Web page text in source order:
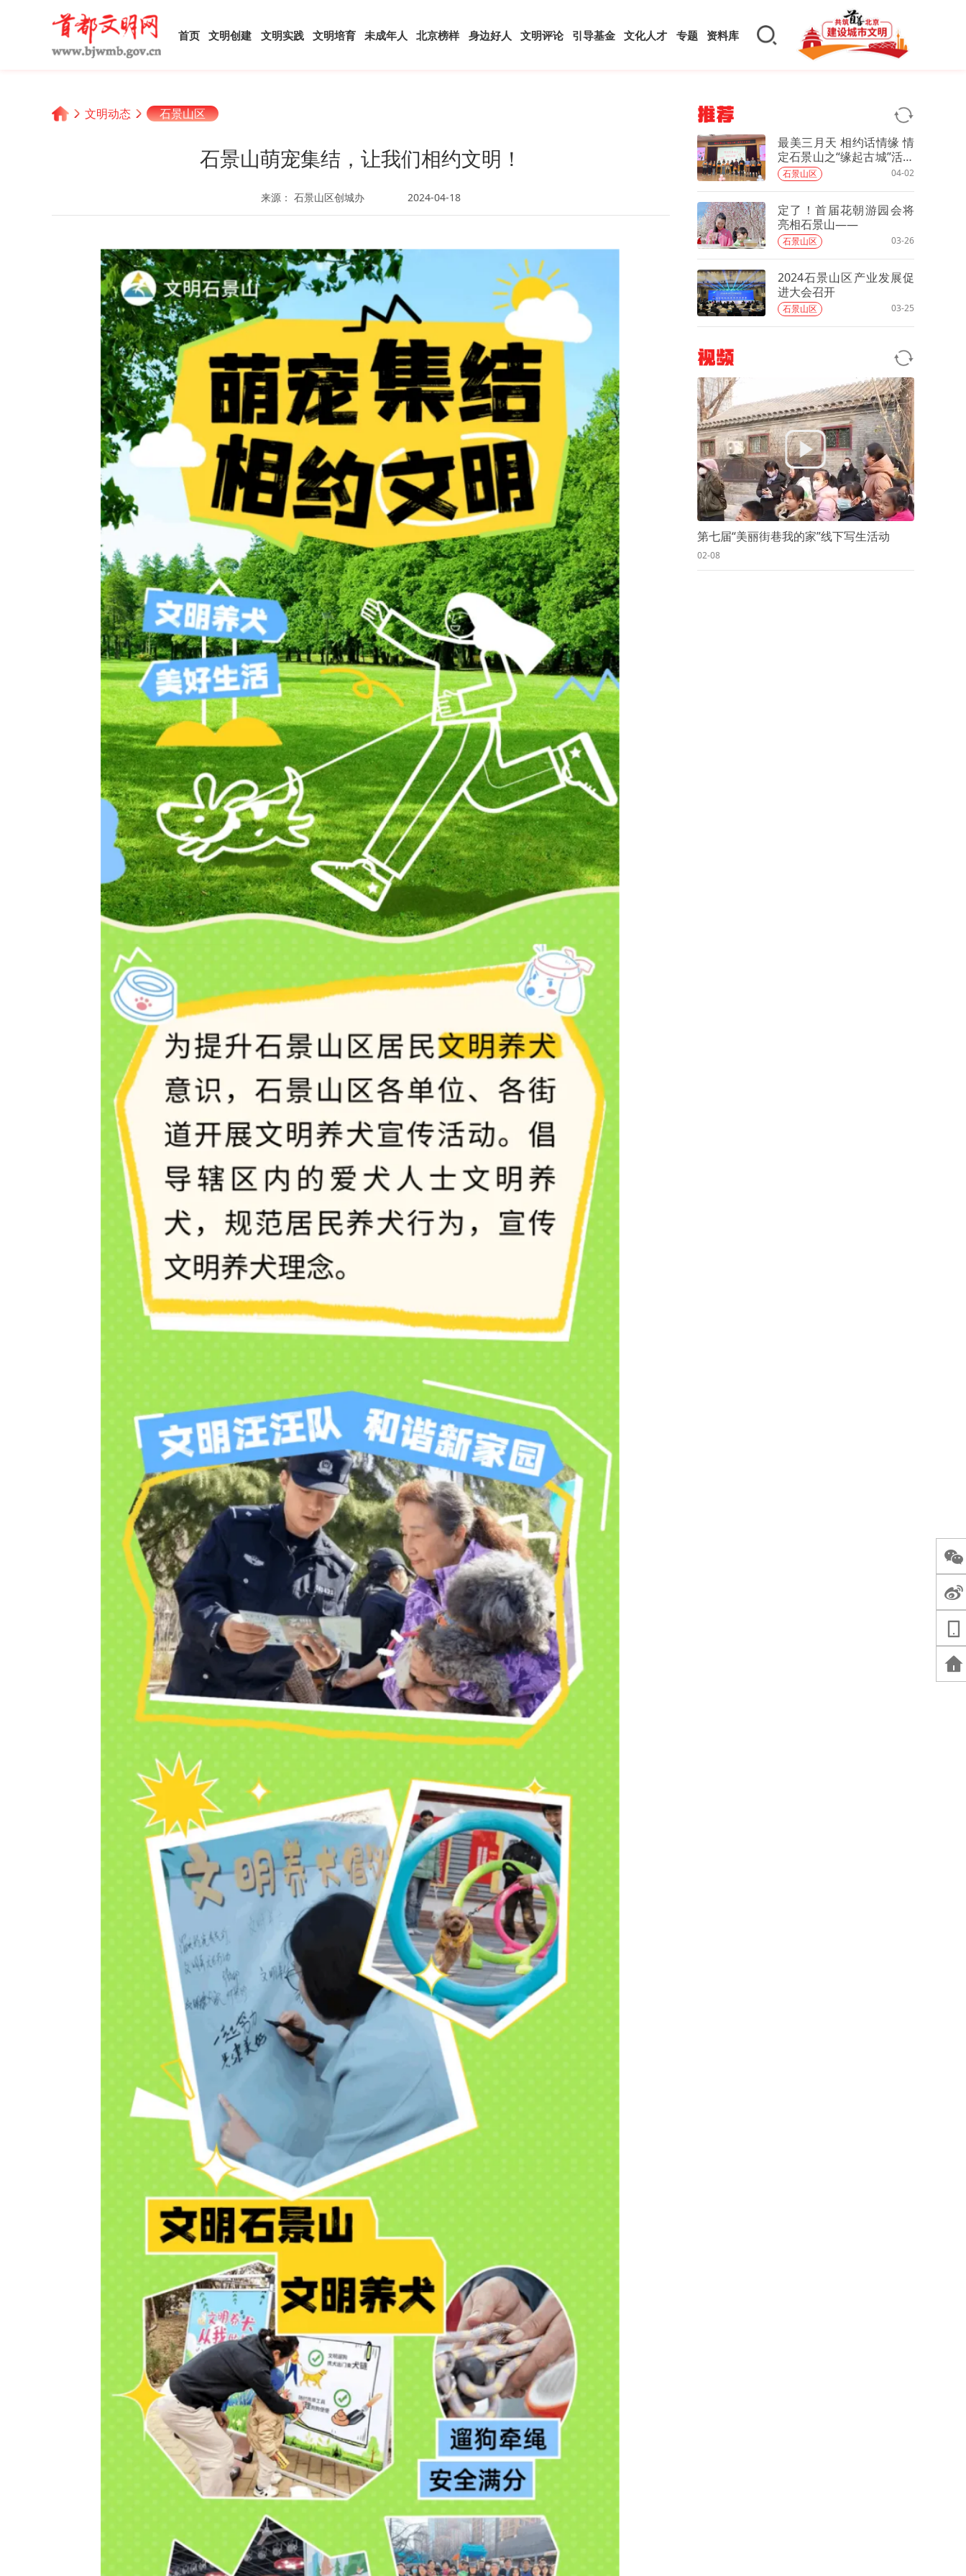
首页 文明创建 文明实践 文明培育 未成年人 北京榜样 身边好人 文明评论 引导基金 文化人才 专题 资料库
文明动态 石景山区
石景山萌宠集结，让我们相约文明！
来源： 石景山区创城办 2024-04-18
推荐
最美三月天 相约话情缘 情
定石景山之“缘起古城”活动
圆满举办
石景山区 04-02
定了！首届花朝游园会将
亮相石景山——
石景山区 03-26
2024石景山区产业发展促
进大会召开
石景山区 03-25
视频
第七届“美丽街巷我的家”线下写生活动
02-08